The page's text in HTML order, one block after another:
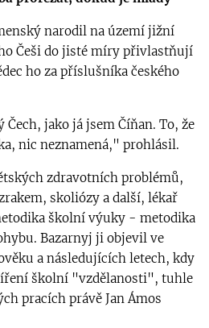
narodil na území jižní
Češi do jisté míry přivlastňují
ho za příslušníka českého
jako já jsem Číňan. To, že
nic neznamená," prohlásil.
zdravotních problémů,
skoliózy a další, lékař
školní výuky - metodika
Bazarnyj ji objevil ve
a následujících letech, kdy
školní "vzdělanosti", tuhle
pracích právě Jan Ámos